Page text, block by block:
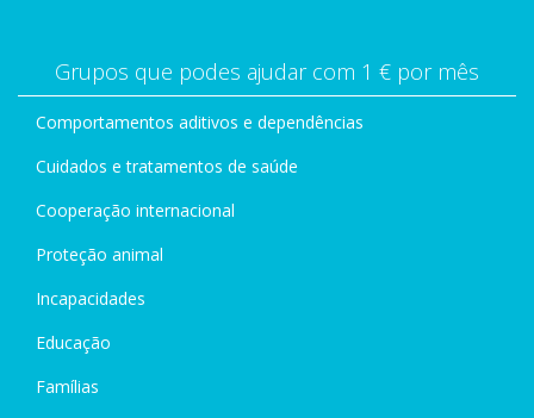
Grupos que podes ajudar com 1 € por mês
Comportamentos aditivos e dependências
Cuidados e tratamentos de saúde
Cooperação internacional
Proteção animal
Incapacidades
Educação
Famílias